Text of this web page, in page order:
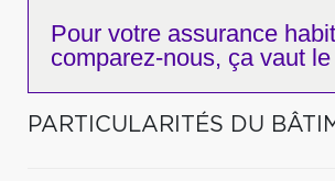
Pour votre assurance
comparez-nous, ça vaut
PARTICULARITÉS DU